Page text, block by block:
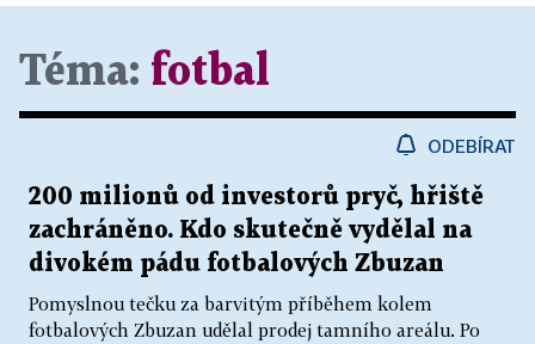
Téma: fotbal
ODEBÍRAT
200 milionů od investorů pryč, hřiště
zachráněno. Kdo skutečně vydělal na
divokém pádu fotbalových Zbuzan
Pomyslnou tečku za barvitým příběhem kolem
fotbalových Zbuzan udělal prodej tamního areálu. Po